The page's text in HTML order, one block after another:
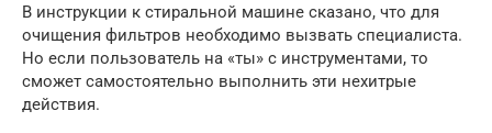
В инструкции к стиральной машине сказано, что для
очищения фильтров необходимо вызвать специалиста.
Но если пользователь на «ты» с инструментами, то
сможет самостоятельно выполнить эти нехитрые
действия.